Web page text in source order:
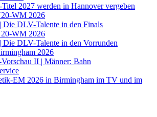
2027 werden in Hannover vergeben
WM 2026
Die DLV-Talente in den Finals
WM 2026
Die DLV-Talente in den Vorrunden
2026
II | Männer: Bahn
EM 2026 in Birmingham im TV und im